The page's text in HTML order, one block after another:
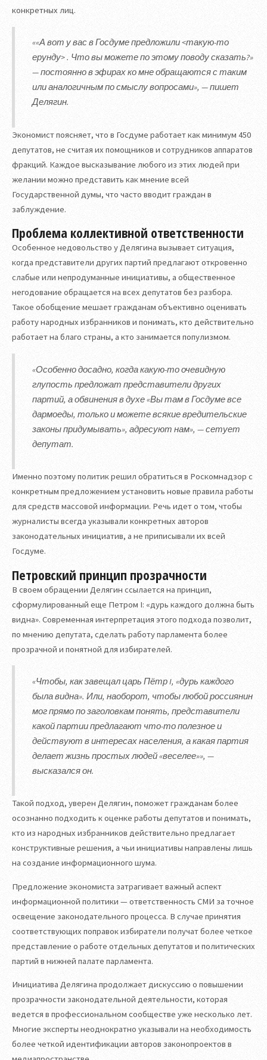
конкретных лиц.
««А вот у вас в Госдуме предложили <такую-то
ерунду> . Что вы можете по этому поводу сказать?»
— постоянно в эфирах ко мне обращаются с таким
или аналогичным по смыслу вопросами», — пишет
Делягин.
Экономист поясняет, что в Госдуме работает как минимум 450
депутатов, не считая их помощников и сотрудников аппаратов
фракций. Каждое высказывание любого из этих людей при
желании можно представить как мнение всей
Государственной думы, что часто вводит граждан в
заблуждение.
Проблема коллективной ответственности
Особенное недовольство у Делягина вызывает ситуация,
когда представители других партий предлагают откровенно
слабые или непродуманные инициативы, а общественное
негодование обращается на всех депутатов без разбора.
Такое обобщение мешает гражданам объективно оценивать
работу народных избранников и понимать, кто действительно
работает на благо страны, а кто занимается популизмом.
«Особенно досадно, когда какую-то очевидную
глупость предложат представители других
партий, а обвинения в духе «Вы там в Госдуме все
дармоеды, только и можете всякие вредительские
законы придумывать», адресуют нам», — сетует
депутат.
Именно поэтому политик решил обратиться в Роскомнадзор с
конкретным предложением установить новые правила работы
для средств массовой информации. Речь идет о том, чтобы
журналисты всегда указывали конкретных авторов
законодательных инициатив, а не приписывали их всей
Госдуме.
Петровский принцип прозрачности
В своем обращении Делягин ссылается на принцип,
сформулированный еще Петром I: «дурь каждого должна быть
видна». Современная интерпретация этого подхода позволит,
по мнению депутата, сделать работу парламента более
прозрачной и понятной для избирателей.
«Чтобы, как завещал царь Пётр I, «дурь каждого
была видна». Или, наоборот, чтобы любой россиянин
мог прямо по заголовкам понять, представители
какой партии предлагают что-то полезное и
действуют в интересах населения, а какая партия
делает жизнь простых людей «веселее»», —
высказался он.
Такой подход, уверен Делягин, поможет гражданам более
осознанно подходить к оценке работы депутатов и понимать,
кто из народных избранников действительно предлагает
конструктивные решения, а чьи инициативы направлены лишь
на создание информационного шума.
Предложение экономиста затрагивает важный аспект
информационной политики — ответственность СМИ за точное
освещение законодательного процесса. В случае принятия
соответствующих поправок избиратели получат более четкое
представление о работе отдельных депутатов и политических
партий в нижней палате парламента.
Инициатива Делягина продолжает дискуссию о повышении
прозрачности законодательной деятельности, которая
ведется в профессиональном сообществе уже несколько лет.
Многие эксперты неоднократно указывали на необходимость
более четкой идентификации авторов законопроектов в